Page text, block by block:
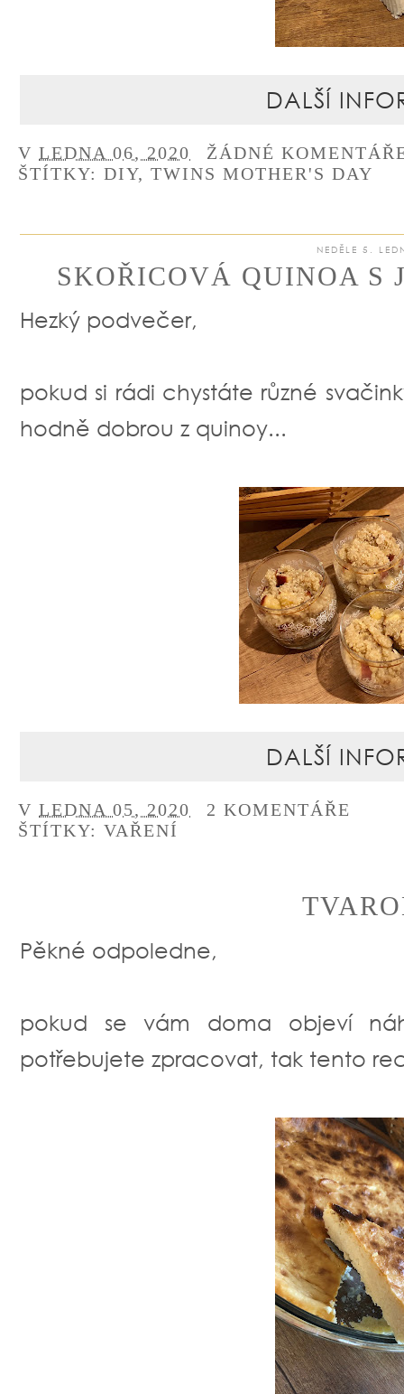
DALŠÍ
V LEDNA 06, 2020
ŽÁDNÉ
ŠTÍTKY: DIY, TWINS MOTHER'S DAY
NEDĚLE 5.
SKOŘICOVÁ QUINOA
Hezký podvečer,
pokud si rádi chystáte různé
hodně dobrou z quinoy...
DALŠÍ
V LEDNA 05, 2020
2 KOMENTÁŘE
ŠTÍTKY: VAŘENÍ
Pěkné odpoledne,
pokud se vám doma objeví
potřebujete zpracovat, tak tento